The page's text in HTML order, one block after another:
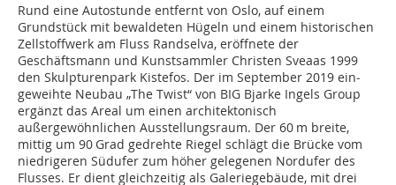
Rund eine Autostunde entfernt von Oslo, auf einem
Grundstück mit bewaldeten Hügeln und einem historischen
Zellstoffwerk am Fluss Randselva, eröffnete der
Geschäftsmann und Kunstsammler Christen Sveaas 1999
den Skulpturenpark Kistefos. Der im September 2019 ein­
geweihte Neubau „The Twist“ von BIG Bjarke Ingels Group
ergänzt das Areal um einen architektonisch
außergewöhnlichen Ausstellungsraum. Der 60 m breite,
mittig um 90 Grad gedrehte Riegel schlägt die Brücke vom
niedrigeren Südufer zum höher gelegenen Nordufer des
Flusses. Er dient gleichzeitig als Galeriegebäude, mit drei